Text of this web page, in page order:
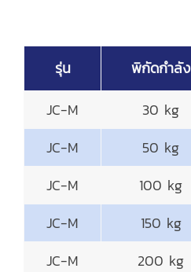
รุ่น พิกัดกำลัง
JC-M
30 kg
JC-M
50 kg
JC-M
100 kg
JC-M
150 kg
JC-M
200 kg